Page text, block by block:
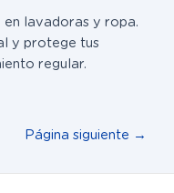
lavadoras y ropa.
y protege tus
regular.
Página siguiente →